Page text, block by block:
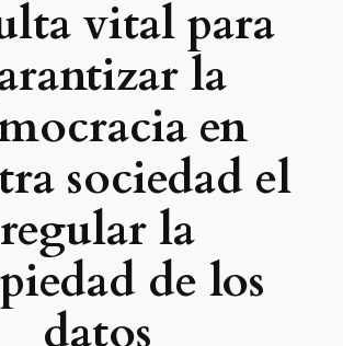
vital para
la
en
sociedad el
regular la
de los
datos